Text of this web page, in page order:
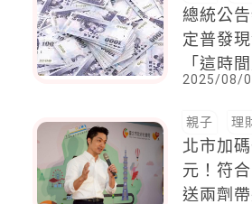
總統公
定普發
「這時
2025/08/
親子 理
北市加
元！符
送兩劑